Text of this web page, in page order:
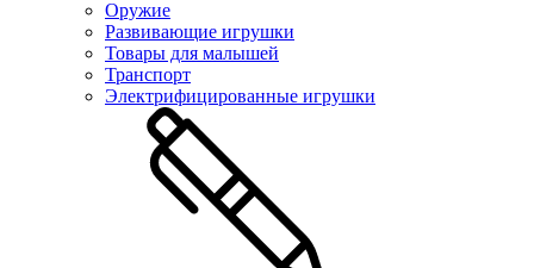
Оружие
Развивающие игрушки
Товары для малышей
Транспорт
Электрифицированные игрушки